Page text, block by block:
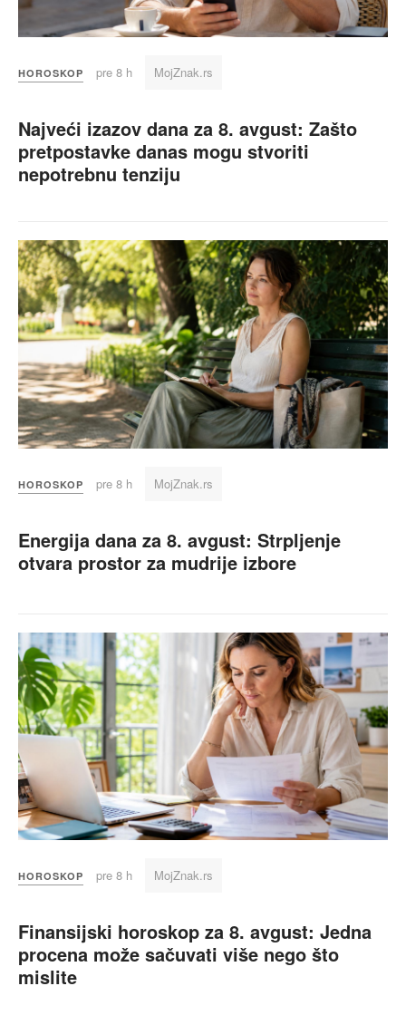
HOROSKOP pre 8 h MojZnak.rs
Najveći izazov dana za 8. avgust: Zašto
pretpostavke danas mogu stvoriti
nepotrebnu tenziju
HOROSKOP pre 8 h MojZnak.rs
Energija dana za 8. avgust: Strpljenje
otvara prostor za mudrije izbore
HOROSKOP pre 8 h MojZnak.rs
Finansijski horoskop za 8. avgust: Jedna
procena može sačuvati više nego što
mislite